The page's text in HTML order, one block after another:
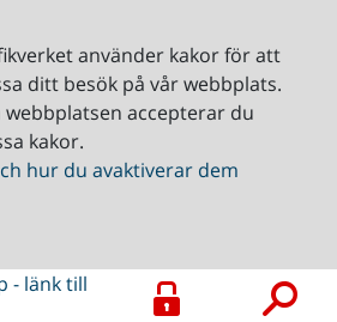
använder kakor för att
ditt besök på vår webbplats.
accepterar du
kakor.
hur du avaktiverar dem